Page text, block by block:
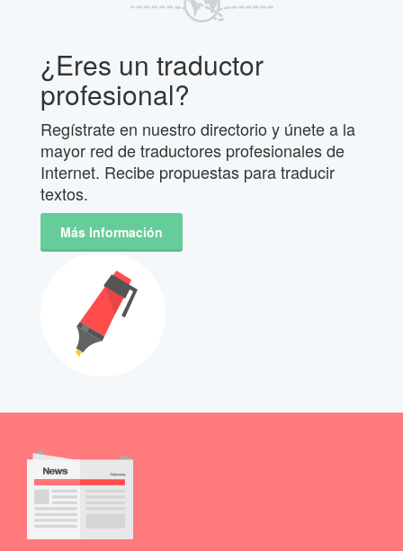
¿Eres un traductor
profesional?
Regístrate en nuestro directorio y únete a la
mayor red de traductores profesionales de
Internet. Recibe propuestas para traducir
textos.
Más Información